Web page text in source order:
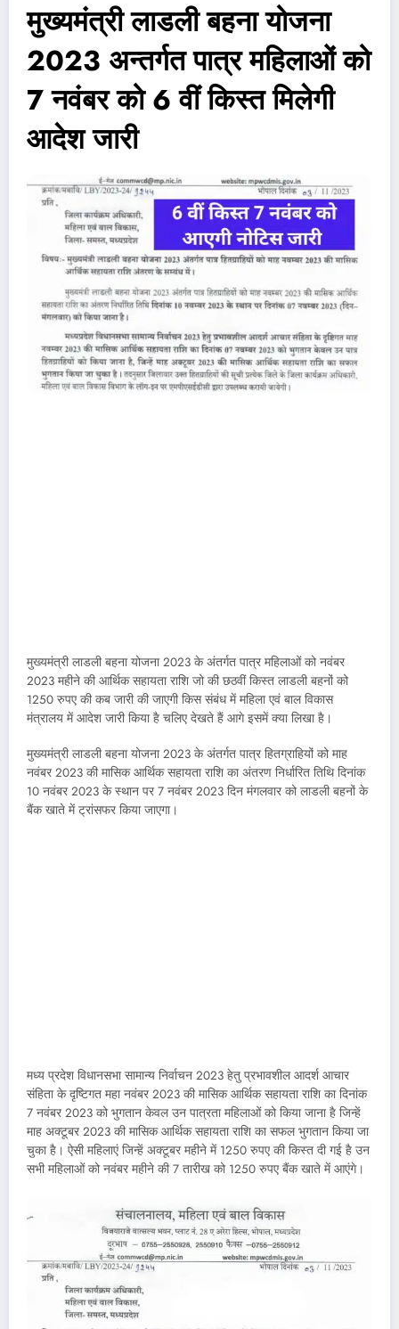
मुख्यमंत्री लाडली बहना योजना
2023 अन्तर्गत पात्र महिलाओं को
7 नवंबर को 6 वीं किस्त मिलेगी
आदेश जारी
मुख्यमंत्री लाडली बहना योजना 2023 के अंतर्गत पात्र महिलाओं को नवंबर
2023 महीने की आर्थिक सहायता राशि जो की छठवीं किस्त लाडली बहनों को
1250 रुपए की कब जारी की जाएगी किस संबंध में महिला एवं बाल विकास
मंत्रालय में आदेश जारी किया है चलिए देखते हैं आगे इसमें क्या लिखा है।
मुख्यमंत्री लाडली बहना योजना 2023 के अंतर्गत पात्र हितग्राहियों को माह
नवंबर 2023 की मासिक आर्थिक सहायता राशि का अंतरण निर्धारित तिथि दिनांक
10 नवंबर 2023 के स्थान पर 7 नवंबर 2023 दिन मंगलवार को लाडली बहनों के
बैंक खाते में ट्रांसफर किया जाएगा।
मध्य प्रदेश विधानसभा सामान्य निर्वाचन 2023 हेतु प्रभावशील आदर्श आचार
संहिता के दृष्टिगत महा नवंबर 2023 की मासिक आर्थिक सहायता राशि का दिनांक
7 नवंबर 2023 को भुगतान केवल उन पात्रता महिलाओं को किया जाना है जिन्हें
माह अक्टूबर 2023 की मासिक आर्थिक सहायता राशि का सफल भुगतान किया जा
चुका है। ऐसी महिलाएं जिन्हें अक्टूबर महीने में 1250 रुपए की किस्त दी गई है उन
सभी महिलाओं को नवंबर महीने की 7 तारीख को 1250 रुपए बैंक खाते में आएंगे।